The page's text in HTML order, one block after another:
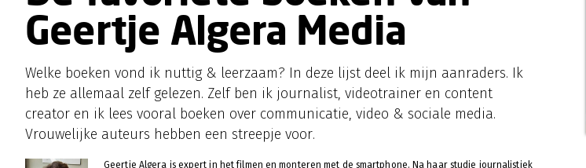
Geertje Algera Media
Welke boeken vond ik nuttig & leerzaam? In deze lijst deel ik mijn aanraders. Ik
heb ze allemaal zelf gelezen. Zelf ben ik journalist, videotrainer en content
creator en ik lees vooral boeken over communicatie, video & sociale media.
Vrouwelijke auteurs hebben een streepje voor.
Geertje Algera is expert in het filmen en monteren met de smartphone. Na haar studie journalistiek